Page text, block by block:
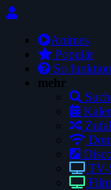
Animes
Populär
So
mehr
TV-